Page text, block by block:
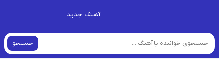
آهنگ جدید
جستجو